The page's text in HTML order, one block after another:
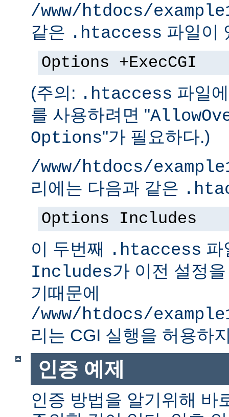
/www/htdocs/
같은 .htaccess 파일이
Options +ExecCGI
(주의: .htaccess 파일
를 사용하려면 "
Options"가 필요하다.)
/www/htdocs/
리에는 다음과 같은
Options Includes
이 두번째 .htaccess
Includes가 이전 설정
기때문에
/www/htdocs/
리는 CGI 실행을 허용하
인증 예제
인증 방법을 알기위해 바